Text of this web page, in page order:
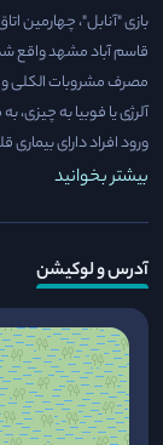
قاسم آباد مشهد واقع
مصرف مشروبات الکلی و
آلرژی یا فوبیا به چیزی،
ورود افراد دارای
بیشتر بخوانید
آدرس و لوکیشن